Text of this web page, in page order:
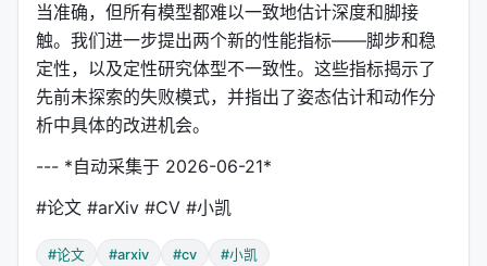
当准确，但所有模型都难以一致地估计深度和脚接
触。我们进一步提出两个新的性能指标——脚步和稳
定性，以及定性研究体型不一致性。这些指标揭示了
先前未探索的失败模式，并指出了姿态估计和动作分
析中具体的改进机会。
--- *自动采集于 2026-06-21*
#论文 #arXiv #CV #小凯
#论文 #arxiv #cv #小凯